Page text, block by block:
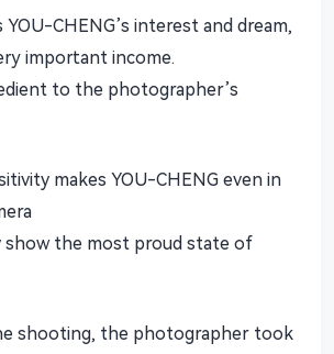
CHENG’s interest and dream,
important income.
to the photographer’s
makes YOU-CHENG even in
show the most proud state of
shooting, the photographer took